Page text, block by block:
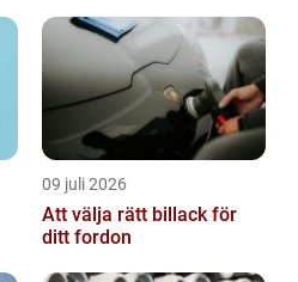
09 juli 2026
Att välja rätt billack för
ditt fordon